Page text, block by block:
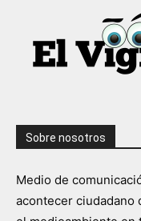
Sobre nosotros
Medio de
acontecer ciudadano